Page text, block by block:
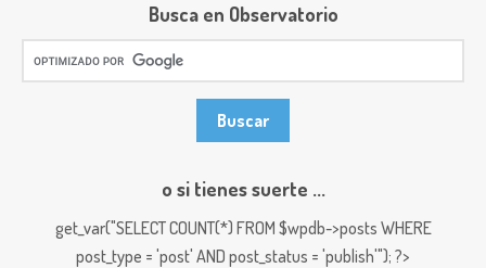
Busca en Observatorio
o si tienes suerte ...
get_var("SELECT COUNT(*) FROM $wpdb->posts WHERE
post_type = 'post' AND post_status = 'publish'"); ?>